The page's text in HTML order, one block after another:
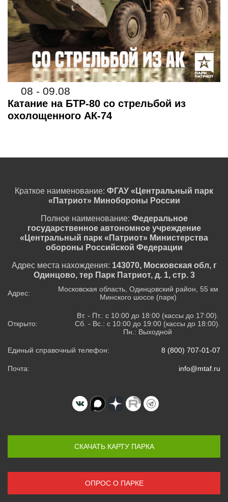
08 - 09.08
Катание на БТР-80 со стрельбой из
охолощенного АК-74
Краткое наименование: ФГАУ «Центральный парк
«Патриот» Минобороны России
Полное наименование: Федеральное
государственное автономное учреждение
«Центральный парк «Патриот» Министерства
обороны Российской Федерации
Адрес места нахождения: 143070, Московская обл, г
Одинцово, тер Парк Патриот, д. 1, стр. 3
Адрес:
Московская область, Одинцовский район, 55 км
Минского шоссе (парк)
Открыто:
Вт. - Пт.: с 10:00 до 18:00 (кассы до 17:00).
Сб. - Вс.: с 10:00 до 19:00 (кассы до 18:00).
Пн.: Выходной
Единый справочный телефон: 8 (800) 707-01-07
Почта: info@mtaf.ru
СКАЧАТЬ КАРТУ ПАРКА
ОПРОС О ПАРКЕ